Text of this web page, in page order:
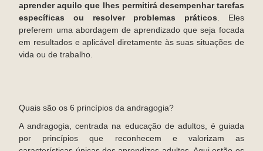
aprender aquilo que lhes permitirá desempenhar tarefas
específicas ou resolver problemas práticos. Eles
preferem uma abordagem de aprendizado que seja focada
em resultados e aplicável diretamente às suas situações de
vida ou de trabalho.
Quais são os 6 princípios da andragogia?
A andragogia, centrada na educação de adultos, é guiada
por princípios que reconhecem e valorizam as